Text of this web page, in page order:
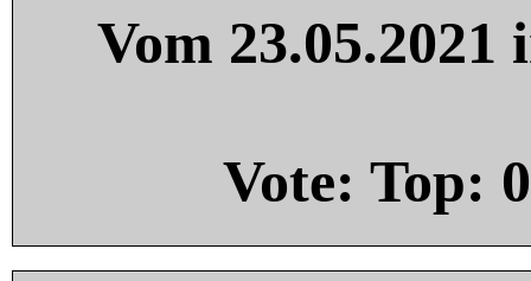
Vom
Vote: Top: 0